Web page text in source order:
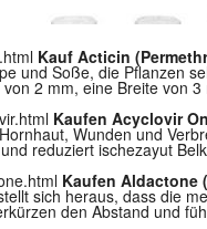
Kauf Acticin
und Soße, die Pflanzen
2 mm, eine Breite von
Kaufen Acyclovir
Wunden und
reduziert ischezayut
Kaufen Aldactone
sich heraus, dass die
den Abstand und